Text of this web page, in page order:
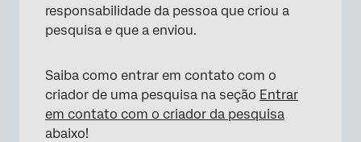
responsabilidade da pessoa que criou a
pesquisa e que a enviou.
Saiba como entrar em contato com o
criador de uma pesquisa na seção Entrar
em contato com o criador da pesquisa
abaixo!